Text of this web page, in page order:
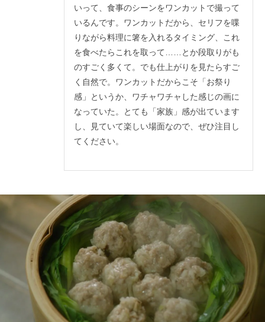
いって、食事のシーンをワンカットで撮って
いるんです。ワンカットだから、セリフを喋
りながら料理に箸を入れるタイミング、これ
を食べたらこれを取って……とか段取りがも
のすごく多くて。でも仕上がりを見たらすご
く自然で。ワンカットだからこそ「お祭り
感」というか、ワチャワチャした感じの画に
なっていた。とても「家族」感が出ています
し、見ていて楽しい場面なので、ぜひ注目し
てください。